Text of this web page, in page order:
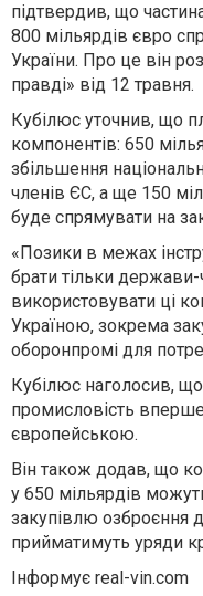
підтвердив, що
800 мільярдів євро
України. Про це він
правді» від 12 травня.
Кубілюс уточнив, що
компонентів: 650
збільшення
членів ЄС, а ще 150
буде спрямувати на
«Позики в межах
брати тільки
використовувати ці
Україною, зокрема
оборонпромі для
Кубілюс наголосив,
промисловість
європейською.
Він також додав, що
у 650 мільярдів
закупівлю озброєння
прийматимуть уряди
Інформує real-vin.com